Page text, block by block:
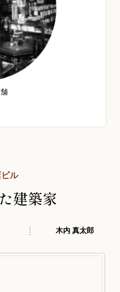
ル
建築家
木内 真太郎